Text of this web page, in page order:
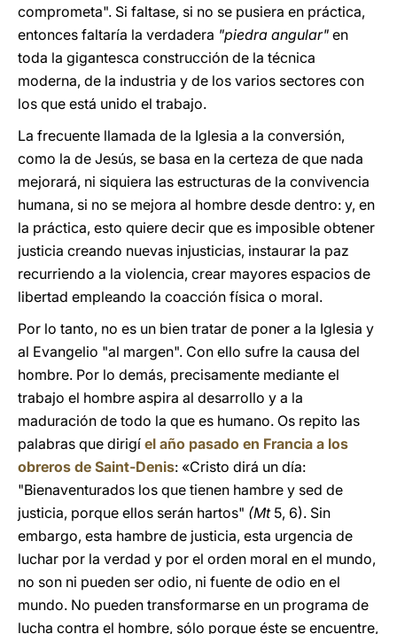
comprometa". Si faltase, si no se pusiera en práctica,
entonces faltaría la verdadera "piedra angular" en
toda la gigantesca construcción de la técnica
moderna, de la industria y de los varios sectores con
los que está unido el trabajo.
La frecuente llamada de la Iglesia a la conversión,
como la de Jesús, se basa en la certeza de que nada
mejorará, ni siquiera las estructuras de la convivencia
humana, si no se mejora al hombre desde dentro: y, en
la práctica, esto quiere decir que es imposible obtener
justicia creando nuevas injusticias, instaurar la paz
recurriendo a la violencia, crear mayores espacios de
libertad empleando la coacción física o moral.
Por lo tanto, no es un bien tratar de poner a la Iglesia y
al Evangelio "al margen". Con ello sufre la causa del
hombre. Por lo demás, precisamente mediante el
trabajo el hombre aspira al desarrollo y a la
maduración de todo la que es humano. Os repito las
palabras que dirigí el año pasado en Francia a los
obreros de Saint-Denis: «Cristo dirá un día:
"Bienaventurados los que tienen hambre y sed de
justicia, porque ellos serán hartos" (Mt5, 6). Sin
embargo, esta hambre de justicia, esta urgencia de
luchar por la verdad y por el orden moral en el mundo,
no son ni pueden ser odio, ni fuente de odio en el
mundo. No pueden transformarse en un programa de
lucha contra el hombre, sólo porque éste se encuentre,